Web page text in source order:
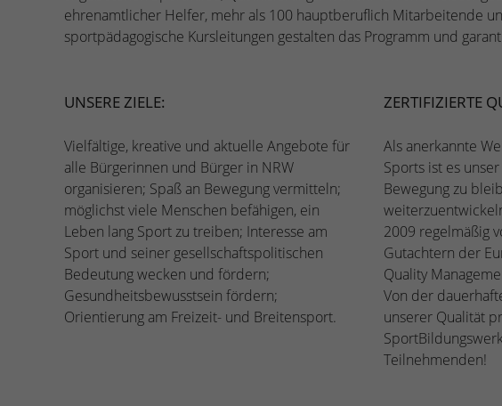
ehrenamtlicher Helfer, mehr als 100 hauptberuflich Mitarbeitende
sportpädagogische Kursleitungen gestalten das Programm und
UNSERE ZIELE:
Vielfältige, kreative und aktuelle Angebote für
alle Bürgerinnen und Bürger in NRW
organisieren; Spaß an Bewegung vermitteln;
möglichst viele Menschen befähigen, ein
Leben lang Sport zu treiben; Interesse am
Sport und seiner gesellschaftspolitischen
Bedeutung wecken und fördern;
Gesundheitsbewusstsein fördern;
Orientierung am Freizeit- und Breitensport.
ZERTIFIZIERTE
Als anerkannte
Sports ist es
Bewegung zu
2009 regelmäßig
Gutachtern der
Quality
Von der
unserer Qualität
Teilnehmenden!
Name
Laufzeit
Zweck